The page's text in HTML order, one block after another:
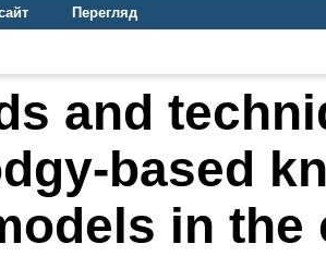
Перегляд
and
based
in the